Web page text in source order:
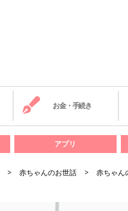
お金・手続き
アプリ
赤ちゃんのお世話 赤ちゃん